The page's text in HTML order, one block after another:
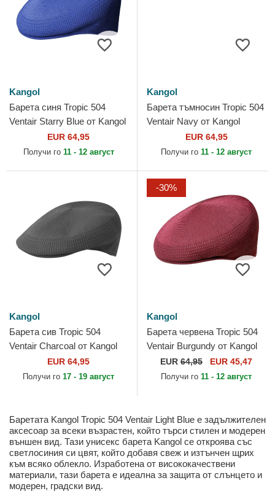
Kangol
Барета синя Tropic 504
Ventair Starry Blue от Kangol
EUR 64,95
Получи го 11 - 12 август
Kangol
Барета тъмносин Tropic 504
Ventair Navy от Kangol
EUR 64,95
Получи го 11 - 12 август
Kangol
Барета сив Tropic 504
Ventair Charcoal от Kangol
EUR 64,95
Получи го 17 - 19 август
-30%
Kangol
Барета червена Tropic 504
Ventair Burgundy от Kangol
EUR 64,95 EUR 45,47
Получи го 11 - 12 август
Баретата Kangol Tropic 504 Ventair Light Blue е задължителен
аксесоар за всеки възрастен, който търси стилен и модерен
външен вид. Тази унисекс барета Kangol се откроява със
светлосиния си цвят, който добавя свеж и изтънчен щрих
към всяко облекло. Изработена от висококачествени
материали, тази барета е идеална за защита от слънцето и
модерен, градски вид.